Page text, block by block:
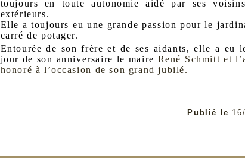
toujours en toute autonomie aidé par ses
extérieurs.
Elle a toujours eu une grande passion pour le
carré de potager.
Entourée de son frère et de ses aidants, elle a eu
jour de son anniversaire le maire René Schmitt et
honoré à l’occasion de son grand jubilé.
Publié le